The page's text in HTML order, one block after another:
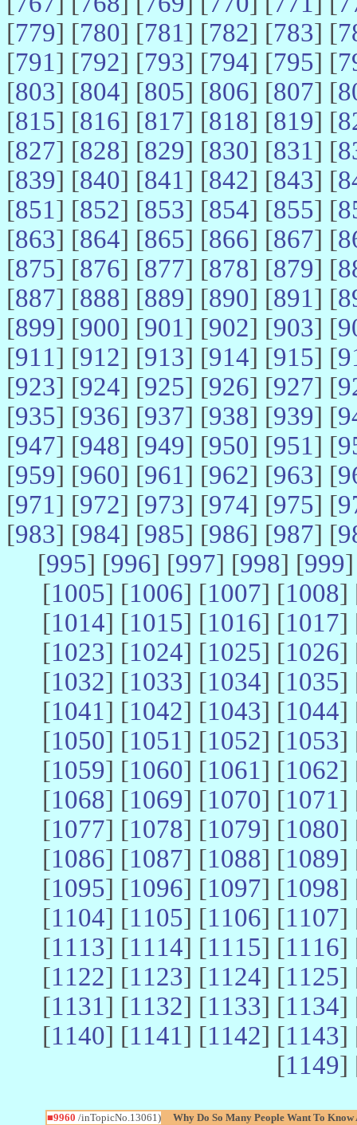
[779] [780] [781] [782] [783] [
[791] [792] [793] [794] [795] [
[803] [804] [805] [806] [807] [
[815] [816] [817] [818] [819] [
[827] [828] [829] [830] [831] [
[839] [840] [841] [842] [843] [
[851] [852] [853] [854] [855] [
[863] [864] [865] [866] [867] [
[875] [876] [877] [878] [879] [
[887] [888] [889] [890] [891] [
[899] [900] [901] [902] [903] [
[911] [912] [913] [914] [915] [
[923] [924] [925] [926] [927] [
[935] [936] [937] [938] [939] [
[947] [948] [949] [950] [951] [
[959] [960] [961] [962] [963] [
[971] [972] [973] [974] [975] [
[983] [984] [985] [986] [987] [
[995] [996] [997] [998] [999
[1005] [1006] [1007] [1008]
[1014] [1015] [1016] [1017]
[1023] [1024] [1025] [1026]
[1032] [1033] [1034] [1035]
[1041] [1042] [1043] [1044]
[1050] [1051] [1052] [1053]
[1059] [1060] [1061] [1062]
[1068] [1069] [1070] [1071]
[1077] [1078] [1079] [1080]
[1086] [1087] [1088] [1089]
[1095] [1096] [1097] [1098]
[1104] [1105] [1106] [1107]
[1113] [1114] [1115] [1116]
[1122] [1123] [1124] [1125]
[1131] [1132] [1133] [1134]
[1140] [1141] [1142] [1143]
[1149]
■9960 /inTopicNo.13061) Why Do So Many People Want To